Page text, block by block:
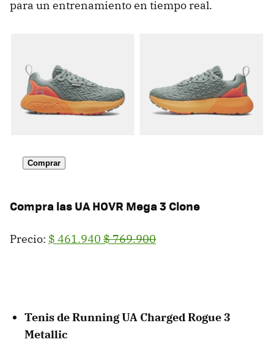
para un entrenamiento en tiempo real.
Comprar
Compra las UA HOVR Mega 3 Clone
Precio: $ 461.940 $ 769.900
Tenis de Running UA Charged Rogue 3
Metallic